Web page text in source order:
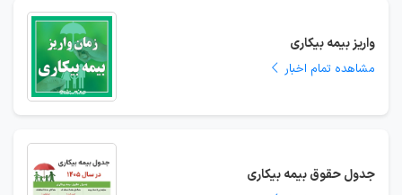
واریز بیمه بیکاری
مشاهده تمام اخبار
جدول حقوق بیمه بیکاری